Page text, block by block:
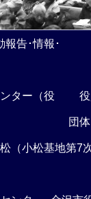
報告･情報･
ター（役 役
団体
（小松基地第7